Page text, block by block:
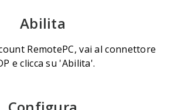
Abilita
RemotePC, vai al connettore
e clicca su 'Abilita'.